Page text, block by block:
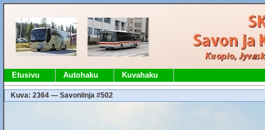
Etusivu Autohaku Kuvahaku
Kuva: 2364 — Savonlinja #502